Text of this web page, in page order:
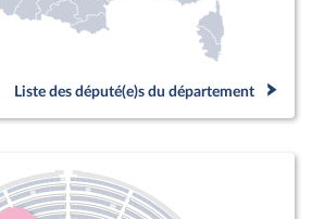
Liste des député(e)s du département